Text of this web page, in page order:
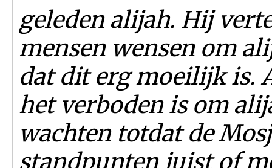
geleden alijah. Hij
mensen wensen om
dat dit erg moeilijk is.
het verboden is om
wachten totdat de
standpunten juist of